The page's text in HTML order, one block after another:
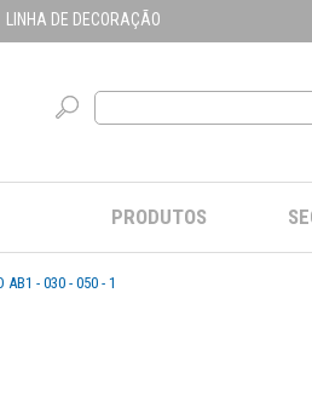
LINHA DE DECORAÇÃO
PRODUTOS
AB1 - 030 - 050 - 1